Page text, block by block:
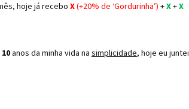
hoje já recebo X(+20% de ‘Gordurinha’) +X+X
10anos da minha vida na simplicidade, hoje eu juntei